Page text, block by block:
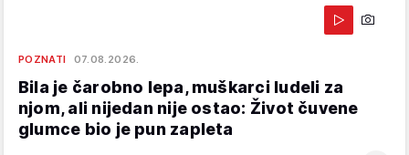
POZNATI 07.08.2026.
Bila je čarobno lepa, muškarci ludeli za
njom, ali nijedan nije ostao: Život čuvene
glumce bio je pun zapleta